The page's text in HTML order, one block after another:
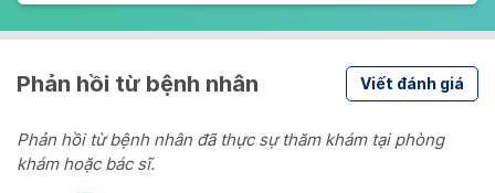
Phản hồi từ bệnh nhân Viết đánh giá
Phản hồi từ bệnh nhân đã thực sự thăm khám tại phòng
khám hoặc bác sĩ.